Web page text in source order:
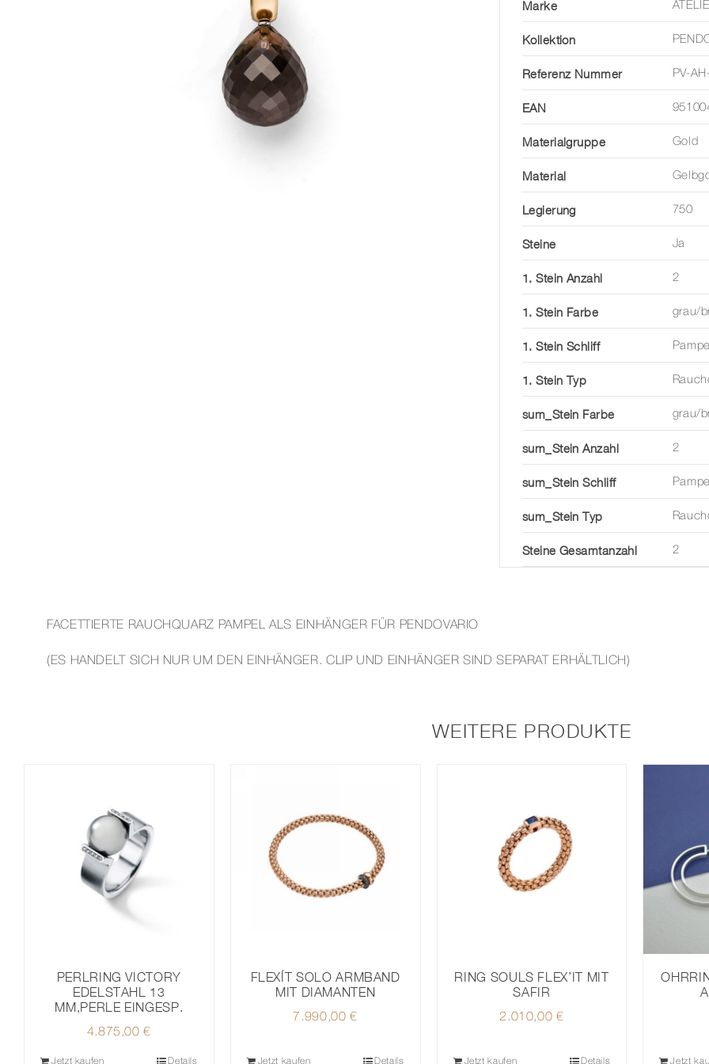
Marke
Kollektion
Referenz Nummer PV-
EAN
Materialgruppe Gold
Material
Legierung 750
Steine Ja
1. Stein Anzahl 2
1. Stein Farbe grau/
1. Stein Schliff Pampel
1. Stein Typ
sum_Stein Farbe grau/
sum_Stein Anzahl 2
sum_Stein Schliff Pampel
sum_Stein Typ
Steine Gesamtanzahl 2
FACETTIERTE RAUCHQUARZ PAMPEL ALS EINHÄNGER FÜR PENDOVARIO
(ES HANDELT SICH NUR UM DEN EINHÄNGER. CLIP UND EINHÄNGER SIND SEPARAT ERHÄLTLICH)
WEITERE PRODUKTE
PERLRING VICTORY
EDELSTAHL 13
MM,PERLE EINGESP.
4.875,00€
Jetzt kaufen Details
FLEXÍT SOLO ARMBAND
MIT DIAMANTEN
7.990,00€
Jetzt kaufen Details
RING SOULS FLEX’IT MIT
SAFIR
2.010,00€
Jetzt kaufen Details Jetzt